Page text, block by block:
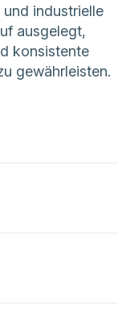
industrielle
ausgelegt,
konsistente
gewährleisten.